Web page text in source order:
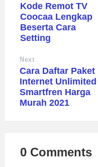
Kode Remot TV
Coocaa Lengkap
Beserta Cara
Setting
Next
Cara Daftar Paket
Internet Unlimited
Smartfren Harga
Murah 2021
0 Comments